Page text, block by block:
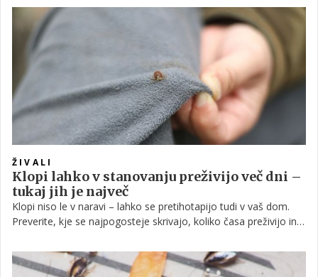
ŽIVALI
Klopi lahko v stanovanju preživijo več dni –
tukaj jih je največ
Klopi niso le v naravi – lahko se pretihotapijo tudi v vaš dom.
Preverite, kje se najpogosteje skrivajo, koliko časa preživijo in